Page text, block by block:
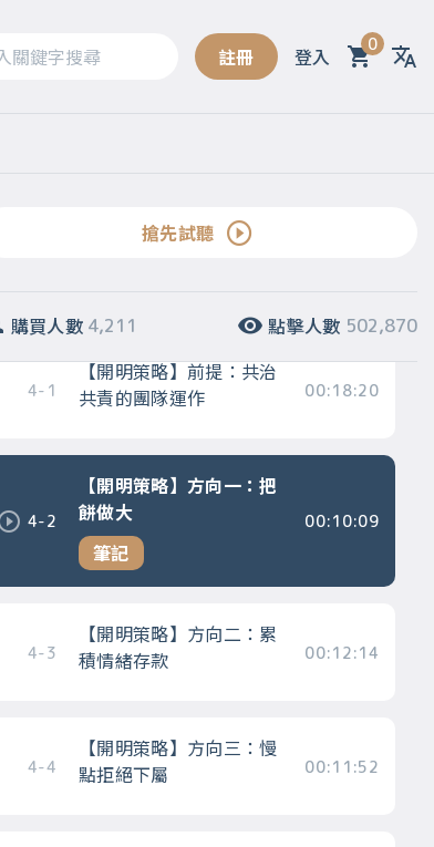
註冊 登入 0
搶先試聽
購買人數 4,211 點擊人數 502,870
【委身策略】方向十：
第四章 【領導階段】開明策略
4-1
【開明策略】前提：共治
共責的團隊運作
00:18:20
4-2
【開明策略】方向一：把
餅做大
筆記
00:10:09
4-3
【開明策略】方向二：累
積情緒存款
00:12:14
4-4
【開明策略】方向三：慢
點拒絕下屬
00:11:52